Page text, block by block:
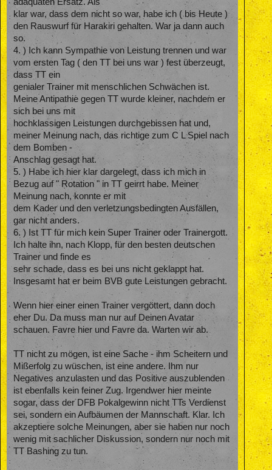
adäquaten Ersatz. Als
klar war, dass dem nicht so war, habe ich ( bis Heute )
den Rauswurf für Harakiri gehalten. War ja dann auch
so.
4. ) Ich kann Sympathie von Leistung trennen und war
vom ersten Tag ( den TT bei uns war ) fest überzeugt,
dass TT ein
genialer Trainer mit menschlichen Schwächen ist.
Meine Antipathie gegen TT wurde kleiner, nachdem er
sich bei uns mit
hochklassigen Leistungen durchgebissen hat und,
meiner Meinung nach, das richtige zum C L Spiel nach
dem Bomben -
Anschlag gesagt hat.
5. ) Habe ich hier klar dargelegt, dass ich mich in
Bezug auf " Rotation " in TT geirrt habe. Meiner
Meinung nach, konnte er mit
dem Kader und den verletzungsbedingten Ausfällen,
gar nicht anders.
6. ) Ist TT für mich kein Super Trainer oder Trainergott.
Ich halte ihn, nach Klopp, für den besten deutschen
Trainer und finde es
sehr schade, dass es bei uns nicht geklappt hat.
Insgesamt hat er beim BVB gute Leistungen gebracht.
Wenn hier einer einen Trainer vergöttert, dann doch
eher Du. Da muss man nur auf Deinen Avatar
schauen. Favre hier und Favre da. Warten wir ab.
TT nicht zu mögen, ist eine Sache - ihm Scheitern und
Mißerfolg zu wüschen, ist eine andere. Ihm nur
Negatives anzulasten und das Positive auszublenden
ist ebenfalls kein feiner Zug. Irgendwer hier meinte
sogar, dass der DFB Pokalgewinn nicht TTs Verdienst
sei, sondern ein Aufbäumen der Mannschaft. Klar. Ich
akzeptiere solche Meinungen, aber sie haben nur noch
wenig mit sachlicher Diskussion, sondern nur noch mit
TT Bashing zu tun.